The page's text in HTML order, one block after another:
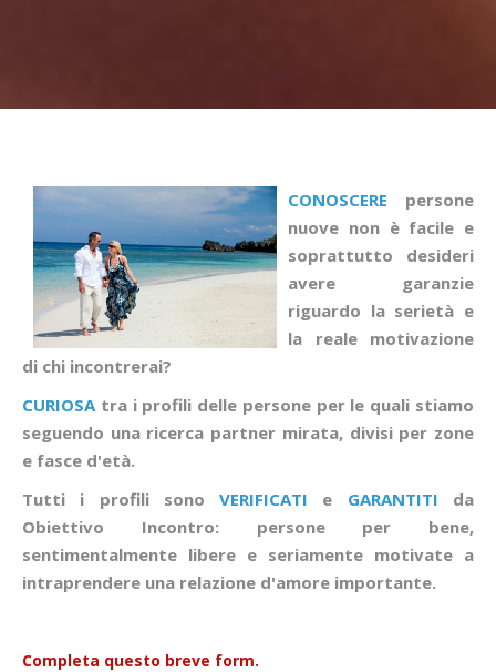
CONOSCERE persone
nuove non è facile e
soprattutto desideri
avere garanzie
riguardo la serietà e
la reale motivazione
di chi incontrerai?
CURIOSA tra i profili delle persone per le quali stiamo
seguendo una ricerca partner mirata, divisi per zone
e fasce d'età.
Tutti i profili sonoVERIFICATI e GARANTITI da
Obiettivo Incontro: persone per bene,
sentimentalmente libere e seriamente motivate a
intraprendere una relazione d'amore importante.
Completa questo breve form.